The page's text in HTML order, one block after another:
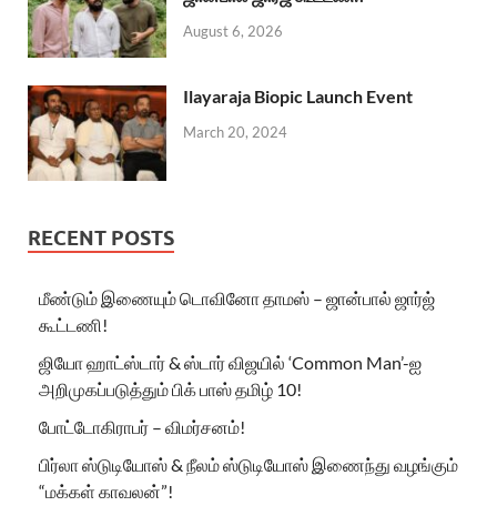
August 6, 2026
Ilayaraja Biopic Launch Event
March 20, 2024
RECENT POSTS
மீண்டும் இணையும் டொவினோ தாமஸ் – ஜான்பால் ஜார்ஜ்
கூட்டணி!
ஜியோ ஹாட்ஸ்டார் & ஸ்டார் விஜயில் ‘Common Man’-ஐ
அறிமுகப்படுத்தும் பிக் பாஸ் தமிழ் 10!
போட்டோகிராபர் – விமர்சனம்!
பிர்லா ஸ்டுடியோஸ் & நீலம் ஸ்டுடியோஸ் இணைந்து வழங்கும்
“மக்கள் காவலன்”!